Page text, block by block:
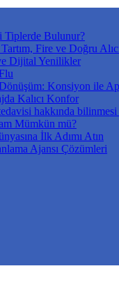
Tiplerde Bulunur?
Fire ve Doğru
Dijital Yenilikler
Konsiyon ile
Kalıcı Konfor
hakkında
Mümkün mü?
İlk Adımı Atın
Ajansı Çözümleri